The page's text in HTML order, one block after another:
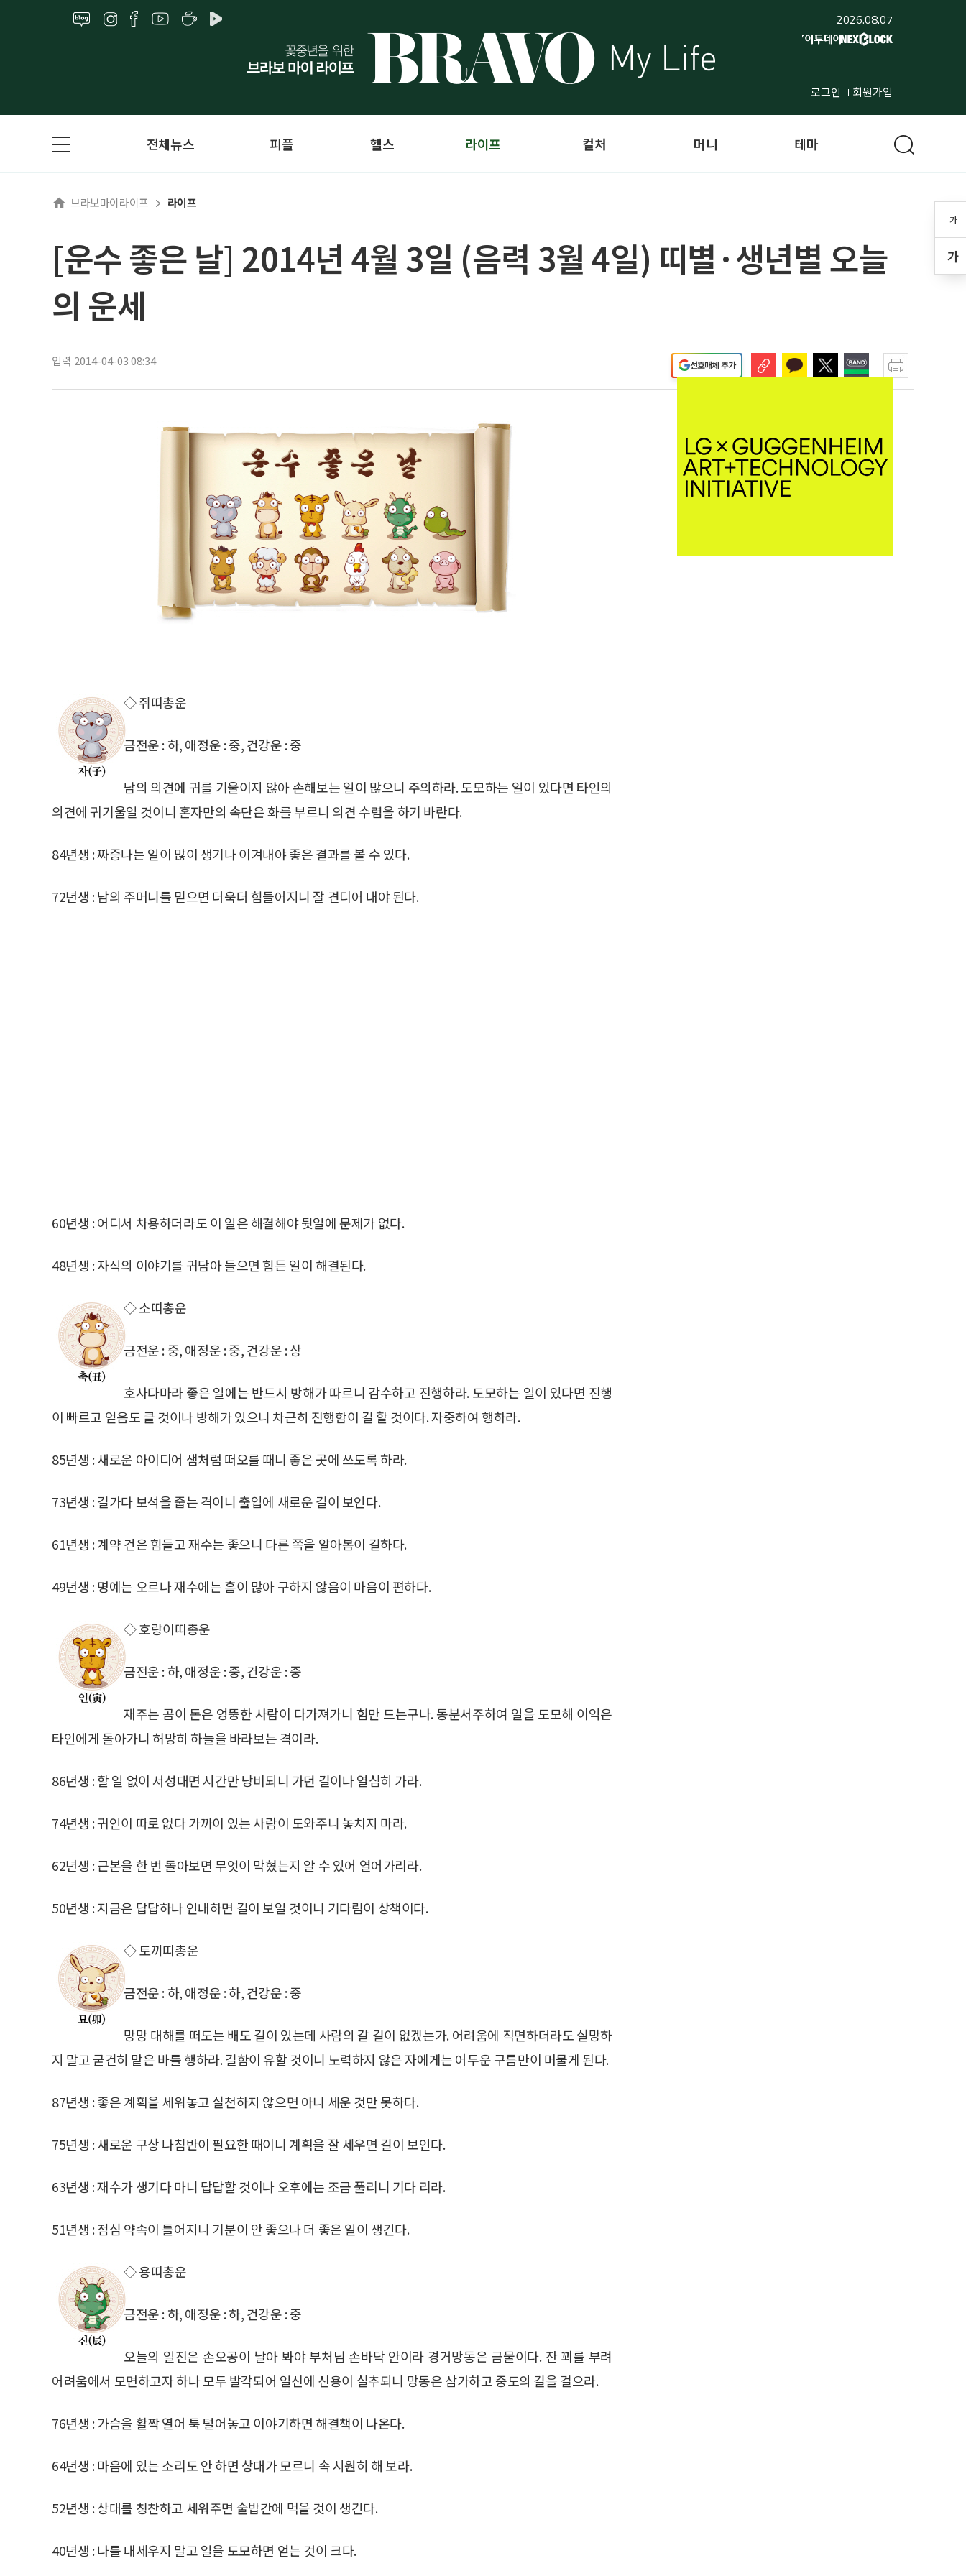
2026.08.07
로그인 회원가입
가
가
전체뉴스 피플 헬스 라이프 컬처 머니 테마
브라보마이라이프 라이프
[운수 좋은 날] 2014년 4월 3일 (음력 3월 4일) 띠별·생년별 오늘
의 운세
입력 2014-04-03 08:34 선호매체 추가
◇ 쥐띠총운
금전운 : 하, 애정운 : 중, 건강운 : 중
남의 의견에 귀를 기울이지 않아 손해보는 일이 많으니 주의하라. 도모하는 일이 있다면 타인의
의견에 귀기울일 것이니 혼자만의 속단은 화를 부르니 의견 수렴을 하기 바란다.
84년생 : 짜증나는 일이 많이 생기나 이겨내야 좋은 결과를 볼 수 있다.
72년생 : 남의 주머니를 믿으면 더욱더 힘들어지니 잘 견디어 내야 된다.
60년생 : 어디서 차용하더라도 이 일은 해결해야 뒷일에 문제가 없다.
48년생 : 자식의 이야기를 귀담아 들으면 힘든 일이 해결된다.
◇ 소띠총운
금전운 : 중, 애정운 : 중, 건강운 : 상
호사다마라 좋은 일에는 반드시 방해가 따르니 감수하고 진행하라. 도모하는 일이 있다면 진행
이 빠르고 얻음도 클 것이나 방해가 있으니 차근히 진행함이 길 할 것이다. 자중하여 행하라.
85년생 : 새로운 아이디어 샘처럼 떠오를 때니 좋은 곳에 쓰도록 하라.
73년생 : 길가다 보석을 줍는 격이니 출입에 새로운 길이 보인다.
61년생 : 계약 건은 힘들고 재수는 좋으니 다른 쪽을 알아봄이 길하다.
49년생 : 명예는 오르나 재수에는 흠이 많아 구하지 않음이 마음이 편하다.
◇ 호랑이띠총운
금전운 : 하, 애정운 : 중, 건강운 : 중
재주는 곰이 돈은 엉뚱한 사람이 다가져가니 힘만 드는구나. 동분서주하여 일을 도모해 이익은
타인에게 돌아가니 허망히 하늘을 바라보는 격이라.
86년생 : 할 일 없이 서성대면 시간만 낭비되니 가던 길이나 열심히 가라.
74년생 : 귀인이 따로 없다 가까이 있는 사람이 도와주니 놓치지 마라.
62년생 : 근본을 한 번 돌아보면 무엇이 막혔는지 알 수 있어 열어가리라.
50년생 : 지금은 답답하나 인내하면 길이 보일 것이니 기다림이 상책이다.
◇ 토끼띠총운
금전운 : 하, 애정운 : 하, 건강운 : 중
망망 대해를 떠도는 배도 길이 있는데 사람의 갈 길이 없겠는가. 어려움에 직면하더라도 실망하
지 말고 굳건히 맡은 바를 행하라. 길함이 유할 것이니 노력하지 않은 자에게는 어두운 구름만이 머물게 된다.
87년생 : 좋은 계획을 세워놓고 실천하지 않으면 아니 세운 것만 못하다.
75년생 : 새로운 구상 나침반이 필요한 때이니 계획을 잘 세우면 길이 보인다.
63년생 : 재수가 생기다 마니 답답할 것이나 오후에는 조금 풀리니 기다 리라.
51년생 : 점심 약속이 틀어지니 기분이 안 좋으나 더 좋은 일이 생긴다.
◇ 용띠총운
금전운 : 하, 애정운 : 하, 건강운 : 중
오늘의 일진은 손오공이 날아 봐야 부처님 손바닥 안이라 경거망동은 금물이다. 잔 꾀를 부려
어려움에서 모면하고자 하나 모두 발각되어 일신에 신용이 실추되니 망동은 삼가하고 중도의 길을 걸으라.
76년생 : 가슴을 활짝 열어 툭 털어놓고 이야기하면 해결책이 나온다.
64년생 : 마음에 있는 소리도 안 하면 상대가 모르니 속 시원히 해 보라.
52년생 : 상대를 칭찬하고 세워주면 술밥간에 먹을 것이 생긴다.
40년생 : 나를 내세우지 말고 일을 도모하면 얻는 것이 크다.